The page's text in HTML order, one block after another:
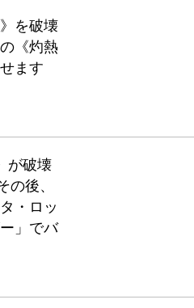
を破壊
《灼熱
ます
が破壊
後、
・ロッ
」でバ